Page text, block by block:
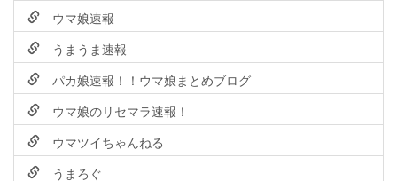
ウマ娘速報
うまうま速報
パカ娘速報！！ウマ娘まとめブログ
ウマ娘のリセマラ速報！
ウマツイちゃんねる
うまろぐ